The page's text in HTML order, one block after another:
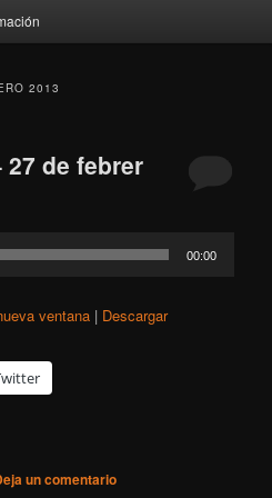
2013
de febrer
00:00
ventana | Descargar
un comentario